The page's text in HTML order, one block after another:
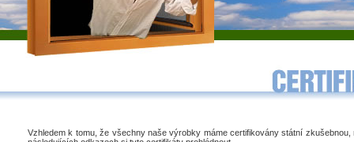
Vzhledem k tomu, že všechny naše výrobky máme certifikovány státní zkušebnou,